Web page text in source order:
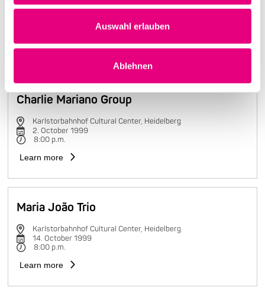
Auswahl erlauben
Ablehnen
Learn more
Charlie Mariano Group
Karlstorbahnhof Cultural Center, Heidelberg
2. October 1999
8:00 p.m.
Learn more
Maria João Trio
Karlstorbahnhof Cultural Center, Heidelberg
14. October 1999
8:00 p.m.
Learn more